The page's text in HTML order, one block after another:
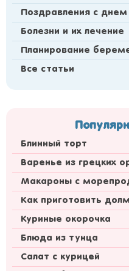
Поздравления с
Болезни и их лечение
Планирование
Все статьи
Блинный торт
Варенье из грецких
Макароны с
Как приготовить
Куриные окорочка
Блюда из тунца
Салат с курицей